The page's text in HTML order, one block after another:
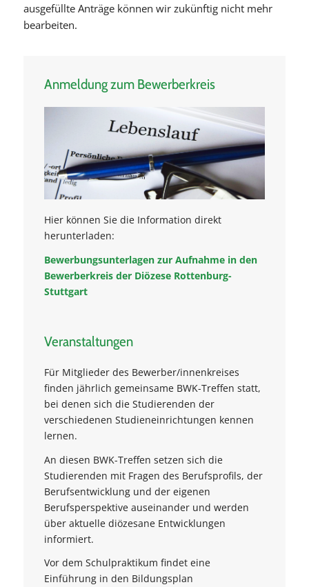
ausgefüllte Anträge können wir zukünftig nicht mehr
bearbeiten.
Anmeldung zum Bewerberkreis
Hier können Sie die Information direkt
herunterladen:
Bewerbungsunterlagen zur Aufnahme in den
Bewerberkreis der Diözese Rottenburg-
Stuttgart
Veranstaltungen
Für Mitglieder des Bewerber/innenkreises
finden jährlich gemeinsame BWK-Treffen statt,
bei denen sich die Studierenden der
verschiedenen Studieneinrichtungen kennen
lernen.
An diesen BWK-Treffen setzen sich die
Studierenden mit Fragen des Berufsprofils, der
Berufsentwicklung und der eigenen
Berufsperspektive auseinander und werden
über aktuelle diözesane Entwicklungen
informiert.
Vor dem Schulpraktikum findet eine
Einführung in den Bildungsplan